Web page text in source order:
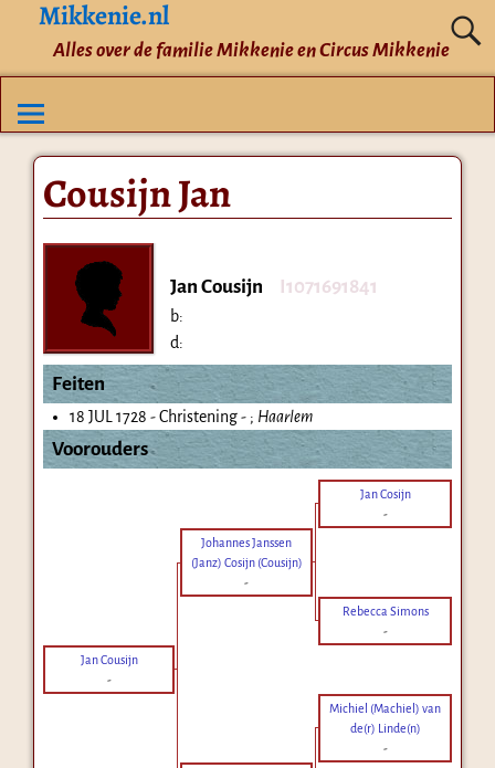
Mikkenie.nl
Alles over de familie Mikkenie en Circus Mikkenie
Cousijn Jan
Jan Cousijn I1071691841
b:
d:
Feiten
18 JUL 1728 - Christening - ; Haarlem
Voorouders
Jan Cosijn
-
Johannes Janssen
(Janz) Cosijn (Cousijn)
-
Rebecca Simons
-
Jan Cousijn
-
Michiel (Machiel) van
de(r) Linde(n)
-